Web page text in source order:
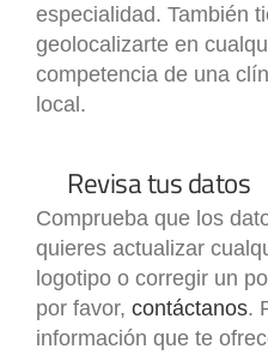
especialidad. También
geolocalizarte en
competencia de una
local.
Revisa tus datos
Comprueba que los
quieres actualizar
logotipo o corregir un
por favor, contáctanos.
información que te